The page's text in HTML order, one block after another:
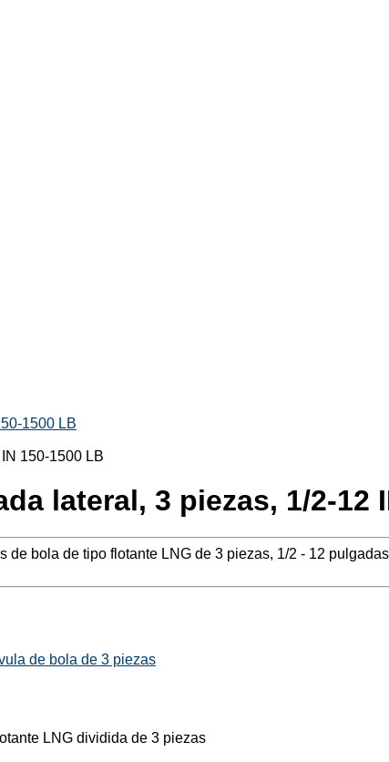
1500 LB
lateral, 3 piezas, 1/2-12
bola de tipo flotante LNG de 3 piezas, 1/2 - 12
de bola de 3 piezas
LNG dividida de 3 piezas